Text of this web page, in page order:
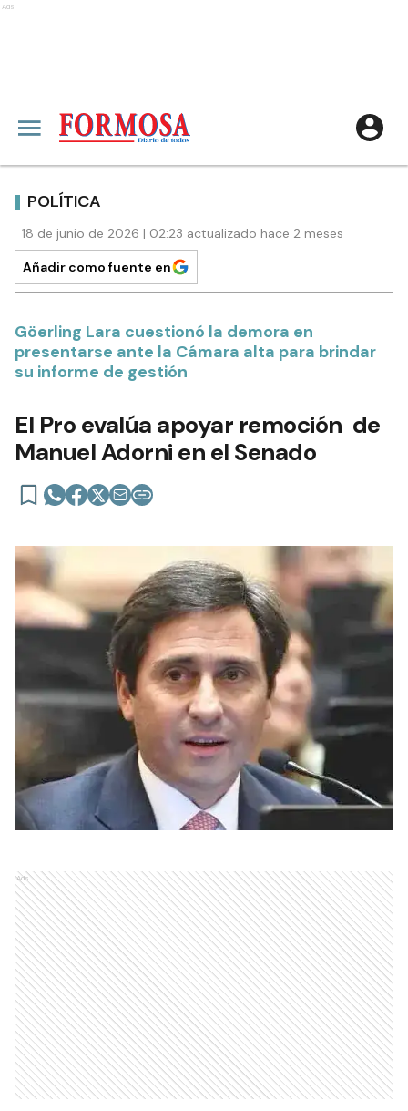
Ads
POLÍTICA
18 de junio de 2026 | 02:23 actualizado hace 2 meses
Añadir como fuente en
Göerling Lara cuestionó la demora en
presentarse ante la Cámara alta para brindar
su informe de gestión
El Pro evalúa apoyar remoción de
Manuel Adorni en el Senado
Ads